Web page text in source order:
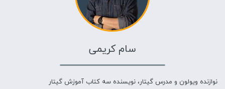
سام کریمی
نوازنده ویولون و مدرس گیتار، نویسنده سه کتاب آموزش گیتار